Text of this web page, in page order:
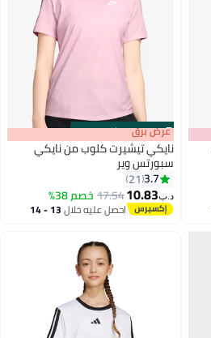
00m:00s
·باقي 100% عرض برق
نايكي تيشيرت كلوب من نايكي
سبورتس وير
3.7
21
د.ب‏10.83
17.54خصم 38%
احصل عليه خلال 13 - 14